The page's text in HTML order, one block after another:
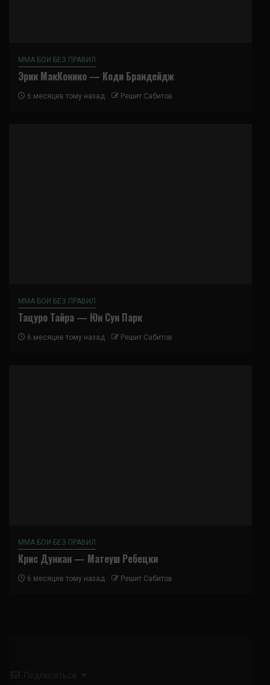
ММА БОИ БЕЗ ПРАВИЛ
Эрик МакКонико — Коди Брандейдж
6 месяцев тому назад Решит Сабитов
ММА БОИ БЕЗ ПРАВИЛ
Тацуро Тайра — Юн Сун Парк
6 месяцев тому назад Решит Сабитов
ММА БОИ БЕЗ ПРАВИЛ
Крис Дункан — Матеуш Ребецки
6 месяцев тому назад Решит Сабитов